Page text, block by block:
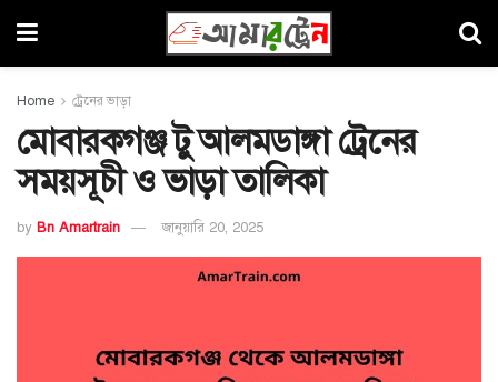
Home ট্রেনের ভাড়া
মোবারকগঞ্জ টু আলমডাঙ্গা ট্রেনের
সময়সূচী ও ভাড়া তালিকা
by Bn Amartrain জানুয়ারি 20, 2025